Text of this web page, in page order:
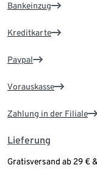
Bankeinzug
Kreditkarte
Paypal
Vorauskasse
Zahlung in der Filiale
Lieferung
Gratisversand ab 29 €